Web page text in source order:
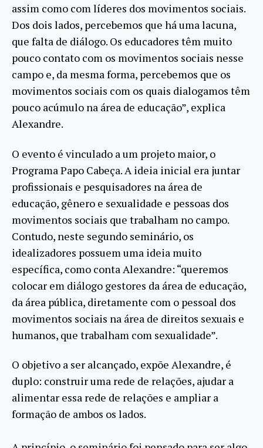
assim como com líderes dos movimentos sociais.
Dos dois lados, percebemos que há uma lacuna,
que falta de diálogo. Os educadores têm muito
pouco contato com os movimentos sociais nesse
campo e, da mesma forma, percebemos que os
movimentos sociais com os quais dialogamos têm
pouco acúmulo na área de educação”, explica
Alexandre.
O evento é vinculado a um projeto maior, o
Programa Papo Cabeça. A ideia inicial era juntar
profissionais e pesquisadores na área de
educação, gênero e sexualidade e pessoas dos
movimentos sociais que trabalham no campo.
Contudo, neste segundo seminário, os
idealizadores possuem uma ideia muito
específica, como conta Alexandre: “queremos
colocar em diálogo gestores da área de educação,
da área pública, diretamente com o pessoal dos
movimentos sociais na área de direitos sexuais e
humanos, que trabalham com sexualidade”.
O objetivo a ser alcançado, expõe Alexandre, é
duplo: construir uma rede de relações, ajudar a
alimentar essa rede de relações e ampliar a
formação de ambos os lados.